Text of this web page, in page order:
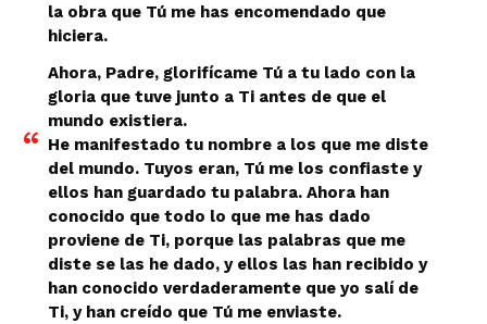
la obra que Tú me has encomendado que
hiciera.
Ahora, Padre, glorifícame Tú a tu lado con la
gloria que tuve junto a Ti antes de que el
mundo existiera.
He manifestado tu nombre a los que me diste
del mundo. Tuyos eran, Tú me los confiaste y
ellos han guardado tu palabra. Ahora han
conocido que todo lo que me has dado
proviene de Ti, porque las palabras que me
diste se las he dado, y ellos las han recibido y
han conocido verdaderamente que yo salí de
Ti, y han creído que Tú me enviaste.